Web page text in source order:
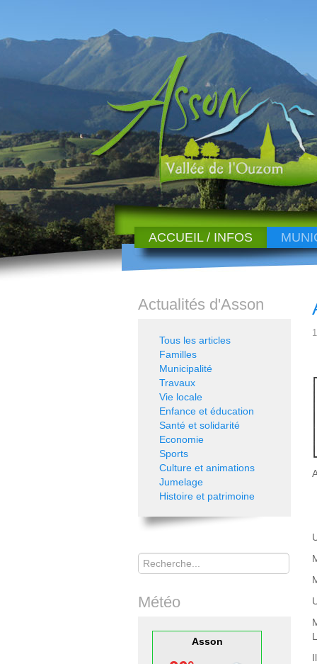
ACCUEIL / INFOS
Actualités d'Asson
Tous les articles
Familles
Municipalité
Travaux
Vie locale
Enfance et éducation
Santé et solidarité
Economie
Sports
Culture et animations
Jumelage
Histoire et patrimoine
Rechercher
Météo
Asson